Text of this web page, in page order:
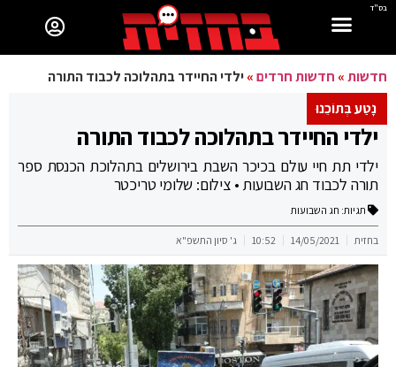
בס"ד
חדשות» חדשות חרדים»ילדי החיידר בתהלוכה לכבוד התורה
נָטַע בְּתוֹכֵנוּ
ילדי החיידר בתהלוכה לכבוד התורה
ילדי תת חיי עולם בכיכר השבת בירושלים בתהלוכת הכנסת ספר
תורה לכבוד חג השבועות • צילום: שלומי טריכטר
תגיות: חג השבועות
בחזית 14/05/2021
10:52 ג' סיון התשפ"א